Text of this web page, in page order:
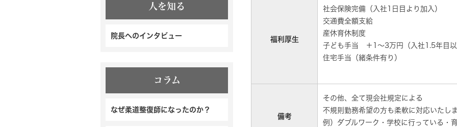
福利厚生
社会保険完備（入社1日目より加入）
交通費全額支給
産休育休制度
子ども手当 ＋1～3万円（入社1.5年目
住宅手当（緒条件有り）
備考
その他、全て現会社規定による
不規則勤務希望の方も柔軟に対応いたし
例）ダブルワーク・学校に行っている・
人を知る
院長へのインタビュー
コラム
なぜ柔道整復師になったのか？